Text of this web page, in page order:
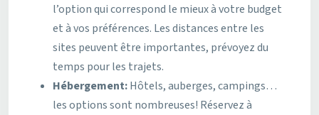
l’option qui correspond le mieux à votre budget
et à vos préférences. Les distances entre les
sites peuvent être importantes, prévoyez du
temps pour les trajets.
Hébergement:Hôtels, auberges, campings…
les options sont nombreuses! Réservez à